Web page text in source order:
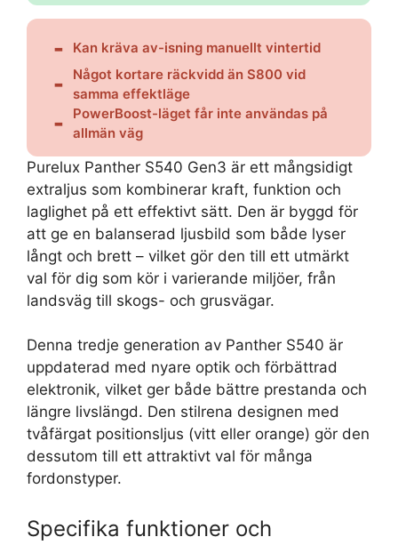
Kan kräva av-isning manuellt vintertid
Något kortare räckvidd än S800 vid
samma effektläge
PowerBoost-läget får inte användas på
allmän väg
Purelux Panther S540 Gen3 är ett mångsidigt
extraljus som kombinerar kraft, funktion och
laglighet på ett effektivt sätt. Den är byggd för
att ge en balanserad ljusbild som både lyser
långt och brett – vilket gör den till ett utmärkt
val för dig som kör i varierande miljöer, från
landsväg till skogs- och grusvägar.
Denna tredje generation av Panther S540 är
uppdaterad med nyare optik och förbättrad
elektronik, vilket ger både bättre prestanda och
längre livslängd. Den stilrena designen med
tvåfärgat positionsljus (vitt eller orange) gör den
dessutom till ett attraktivt val för många
fordonstyper.
Specifika funktioner och